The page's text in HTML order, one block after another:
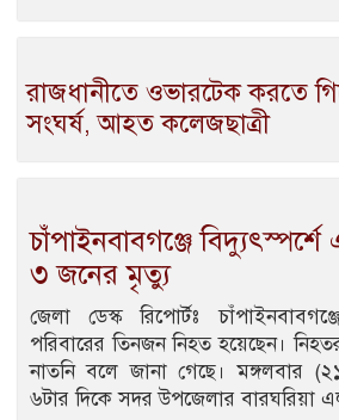
রাজধানীতে ওভারটেক করতে
সংঘর্ষ, আহত কলেজছাত্রী
চাঁপাইনবাবগঞ্জে
৩ জনের মৃত্যু
জেলা ডেস্ক রিপোর্টঃ
পরিবারের তিনজন নিহত হয়েছেন।
নাতনি বলে জানা গেছে। মঙ্গলবার
৬টার দিকে সদর উপজেলার বারঘরিয়া